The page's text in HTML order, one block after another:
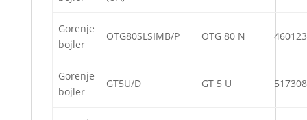
Gorenje
bojler
OTG80SLSIMB/P OTG 80 N 460123
Gorenje
bojler
GT5U/D GT 5 U 517308